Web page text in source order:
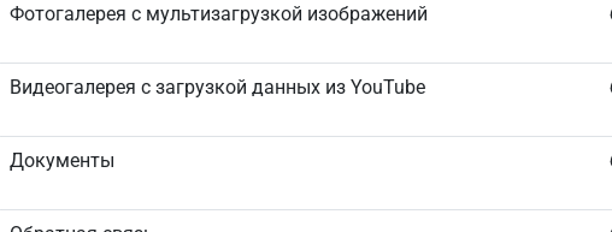
Фотогалерея с мультизагрузкой изображений
Видеогалерея с загрузкой данных из YouTube
Документы